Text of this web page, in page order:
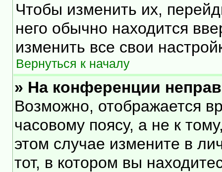
Чтобы изменить их,
него обычно находится
изменить все свои
Вернуться к началу
» На конференции
Возможно, отображается
часовому поясу, а не к
этом случае измените в
тот, в котором вы